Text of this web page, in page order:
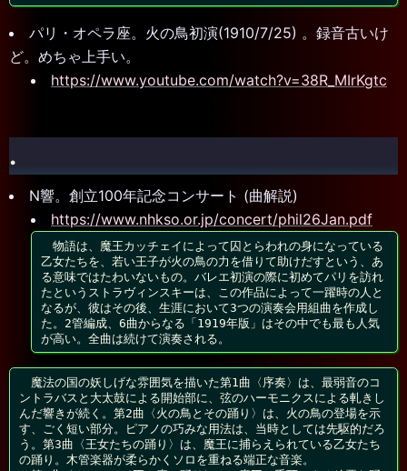
パリ・オペラ座。火の鳥初演(1910/7/25) 。録音古いけ
ど。めちゃ上手い。
https://www.youtube.com/watch?v=38R_MIrKgtc
.
N響。創立100年記念コンサート (曲解説)
https://www.nhkso.or.jp/concert/phil26Jan.pdf
物語は、魔王カッチェイによって囚とらわれの身になっている
乙女たちを、若い王子が火の鳥の力を借りて助けだすという、あ
る意味ではたわいないもの。バレエ初演の際に初めてパリを訪れ
たというストラヴィンスキーは、この作品によって一躍時の人と
なるが、彼はその後、生涯において3つの演奏会用組曲を作成し
た。2管編成、6曲からなる「1919年版」はその中でも最も人気
が高い。全曲は続けて演奏される。
魔法の国の妖しげな雰囲気を描いた第1曲〈序奏〉は、最弱音のコ
ントラバスと大太鼓による開始部に、弦のハーモニクスによる軋きし
んだ響きが続く。第2曲〈火の鳥とその踊り〉は、火の鳥の登場を示
す、ごく短い部分。ピアノの巧みな用法は、当時としては先駆的だろ
う。第3曲〈王女たちの踊り〉は、魔王に捕らえられている乙女たち
の踊り。木管楽器が柔らかくソロを重ねる端正な音楽。